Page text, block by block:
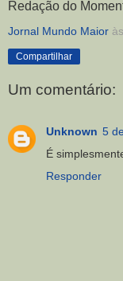
Redação do
Jornal Mundo Maior às
Compartilhar
Um comentário:
Unknown 5
É
Responder